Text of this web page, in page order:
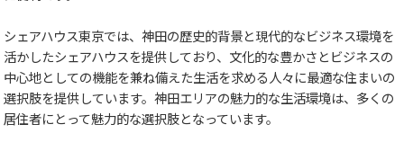
シェアハウス東京では、神田の歴史的背景と現代的なビジネス環境を
活かしたシェアハウスを提供しており、文化的な豊かさとビジネスの
中心地としての機能を兼ね備えた生活を求める人々に最適な住まいの
選択肢を提供しています。神田エリアの魅力的な生活環境は、多くの
居住者にとって魅力的な選択肢となっています。